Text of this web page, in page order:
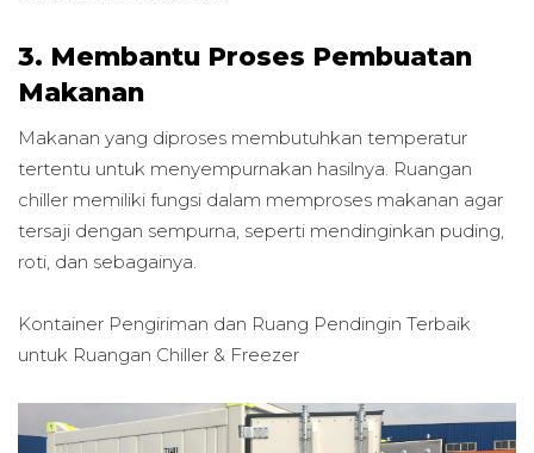
3. Membantu Proses Pembuatan
Makanan
Makanan yang diproses membutuhkan temperatur
tertentu untuk menyempurnakan hasilnya. Ruangan
chiller memiliki fungsi dalam memproses makanan agar
tersaji dengan sempurna, seperti mendinginkan puding,
roti, dan sebagainya.
Kontainer Pengiriman dan Ruang Pendingin Terbaik
untuk Ruangan Chiller & Freezer